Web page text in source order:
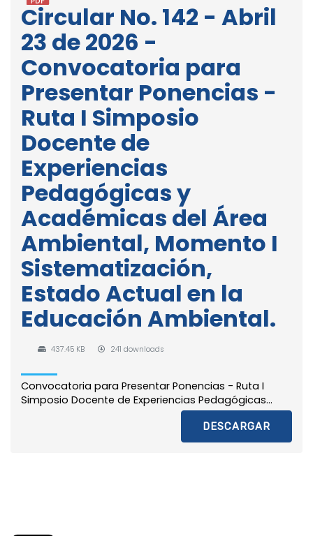
Circular No. 142 - Abril
23 de 2026 -
Convocatoria para
Presentar Ponencias -
Ruta I Simposio
Docente de
Experiencias
Pedagógicas y
Académicas del Área
Ambiental, Momento I
Sistematización,
Estado Actual en la
Educación Ambiental.
437.45 KB 241 downloads
Convocatoria para Presentar Ponencias - Ruta I
Simposio Docente de Experiencias Pedagógicas...
DESCARGAR